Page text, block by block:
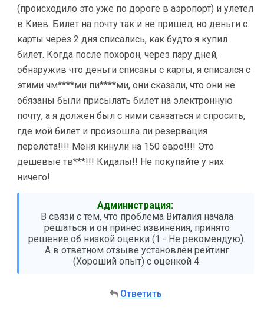
(происходило это уже по дороге в аэропорт) и улетел
в Киев. Билет на почту так и не пришел, но деньги с
карты через 2 дня списались, как будто я купил
билет. Когда после похорон, через пару дней,
обнаружив что деньги списаны с карты, я списался с
этими чм****ми пи****ми, они сказали, что они не
обязаны были присылать билет на электронную
почту, а я должен был с ними связаться и спросить,
где мой билет и произошла ли резервация
перелета!!!! Меня кинули на 150 евро!!!! Это
дешевые тв***!!! Кидалы!! Не покупайте у них
ничего!
Администрация:
В связи с тем, что проблема Виталия начала
решаться и он принёс извинения, принято
решение об низкой оценки (1 - Не рекомендую).
А в ответном отзыве установлен рейтинг
(Хороший опыт) с оценкой 4.
Ответить